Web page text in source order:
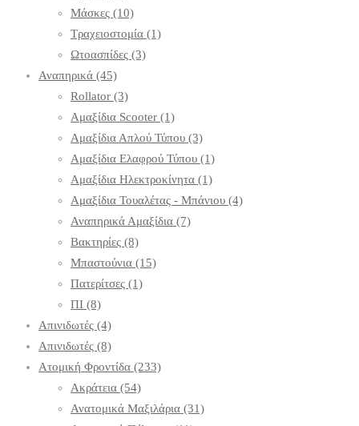
Μάσκες (10)
Τραχειοστομία (1)
Ωτοασπίδες (3)
Αναπηρικά (45)
Rollator (3)
Αμαξίδια Scooter (1)
Αμαξίδια Απλού Τύπου (3)
Αμαξίδια Ελαφρού Τύπου (1)
Αμαξίδια Ηλεκτροκίνητα (1)
Αμαξίδια Τουαλέτας - Μπάνιου (4)
Αναπηρικά Αμαξίδια (7)
Βακτηρίες (8)
Μπαστούνια (15)
Πατερίτσες (1)
ΠΙ (8)
Απινιδωτές (4)
Απινιδωτές (8)
Ατομική Φροντίδα (233)
Ακράτεια (54)
Ανατομικά Μαξιλάρια (31)